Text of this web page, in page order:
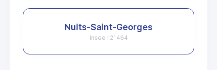
Nuits-Saint-Georges
Insee : 21464